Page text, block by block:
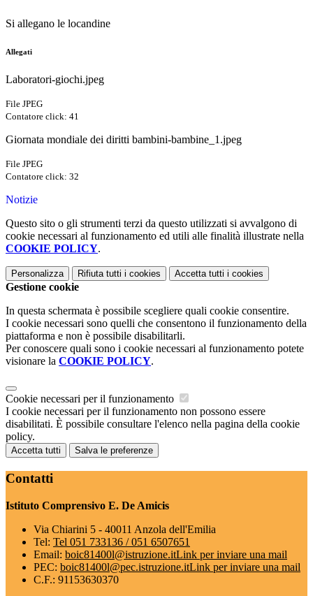
Si allegano le locandine
Allegati
Laboratori-giochi.jpeg
File JPEG
Contatore click: 41
Giornata mondiale dei diritti bambini-bambine_1.jpeg
File JPEG
Contatore click: 32
Notizie
Questo sito o gli strumenti terzi da questo utilizzati si avvalgono di
cookie necessari al funzionamento ed utili alle finalità illustrate nella
COOKIE POLICY.
Personalizza Rifiuta tutti i cookies Accetta tutti i cookies
Gestione cookie
In questa schermata è possibile scegliere quali cookie consentire.
I cookie necessari sono quelli che consentono il funzionamento della
piattaforma e non è possibile disabilitarli.
Per conoscere quali sono i cookie necessari al funzionamento potete
visionare la COOKIE POLICY.
Cookie necessari per il funzionamento
I cookie necessari per il funzionamento non possono essere
disabilitati. È possibile consultare l'elenco nella pagina della cookie
policy.
Accetta tutti Salva le preferenze
Contatti
Istituto Comprensivo E. De Amicis
Via Chiarini 5 - 40011 Anzola dell'Emilia
Tel: Tel 051 733136 / 051 6507651
Email: boic81400l@istruzione.itLink per inviare una mail
PEC: boic81400l@pec.istruzione.itLink per inviare una mail
C.F.: 91153630370